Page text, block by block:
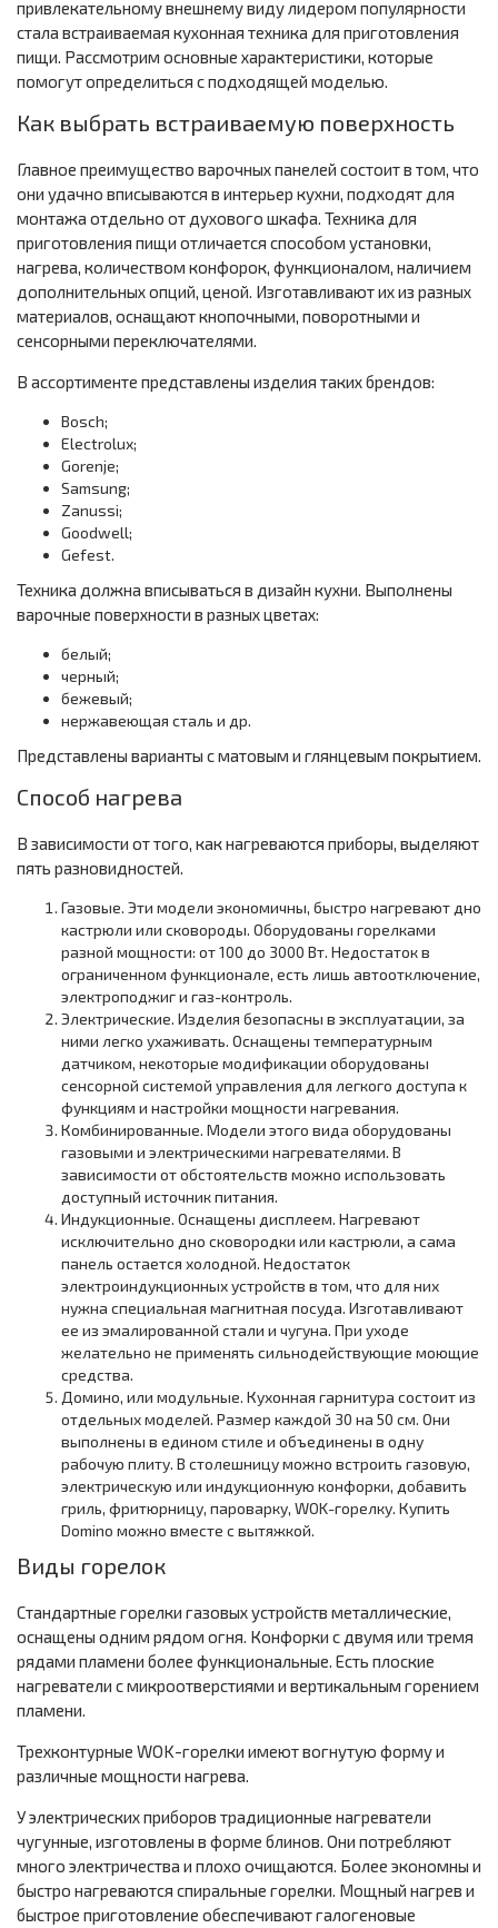
привлекательному внешнему виду лидером популярности
стала встраиваемая кухонная техника для приготовления
пищи. Рассмотрим основные характеристики, которые
помогут определиться с подходящей моделью.
Как выбрать встраиваемую поверхность
Главное преимущество варочных панелей состоит в том, что
они удачно вписываются в интерьер кухни, подходят для
монтажа отдельно от духового шкафа. Техника для
приготовления пищи отличается способом установки,
нагрева, количеством конфорок, функционалом, наличием
дополнительных опций, ценой. Изготавливают их из разных
материалов, оснащают кнопочными, поворотными и
сенсорными переключателями.
В ассортименте представлены изделия таких брендов:
Bosch;
Electrolux;
Gorenje;
Samsung;
Zanussi;
Goodwell;
Gefest.
Техника должна вписываться в дизайн кухни. Выполнены
варочные поверхности в разных цветах:
белый;
черный;
бежевый;
нержавеющая сталь и др.
Представлены варианты с матовым и глянцевым покрытием.
Способ нагрева
В зависимости от того, как нагреваются приборы, выделяют
пять разновидностей.
Газовые. Эти модели экономичны, быстро нагревают дно
кастрюли или сковороды. Оборудованы горелками
разной мощности: от 100 до 3000 Вт. Недостаток в
ограниченном функционале, есть лишь автоотключение,
электроподжиг и газ-контроль.
Электрические. Изделия безопасны в эксплуатации, за
ними легко ухаживать. Оснащены температурным
датчиком, некоторые модификации оборудованы
сенсорной системой управления для легкого доступа к
функциям и настройки мощности нагревания.
Комбинированные. Модели этого вида оборудованы
газовыми и электрическими нагревателями. В
зависимости от обстоятельств можно использовать
доступный источник питания.
Индукционные. Оснащены дисплеем. Нагревают
исключительно дно сковородки или кастрюли, а сама
панель остается холодной. Недостаток
электроиндукционных устройств в том, что для них
нужна специальная магнитная посуда. Изготавливают
ее из эмалированной стали и чугуна. При уходе
желательно не применять сильнодействующие моющие
средства.
Домино, или модульные. Кухонная гарнитура состоит из
отдельных моделей. Размер каждой 30 на 50 см. Они
выполнены в едином стиле и объединены в одну
рабочую плиту. В столешницу можно встроить газовую,
электрическую или индукционную конфорки, добавить
гриль, фритюрницу, пароварку, WOK-горелку. Купить
Domino можно вместе с вытяжкой.
Виды горелок
Стандартные горелки газовых устройств металлические,
оснащены одним рядом огня. Конфорки с двумя или тремя
рядами пламени более функциональные. Есть плоские
нагреватели с микроотверстиями и вертикальным горением
пламени.
Трехконтурные WOK-горелки имеют вогнутую форму и
различные мощности нагрева.
У электрических приборов традиционные нагреватели
чугунные, изготовлены в форме блинов. Они потребляют
много электричества и плохо очищаются. Более экономны и
быстро нагреваются спиральные горелки. Мощный нагрев и
быстрое приготовление обеспечивают галогеновые